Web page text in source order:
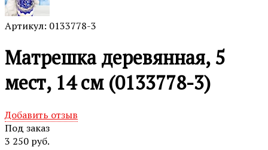
Артикул: 0133778-3
Матрешка деревянная, 5
мест, 14 см (0133778-3)
Добавить отзыв
Под заказ
3 250 руб.